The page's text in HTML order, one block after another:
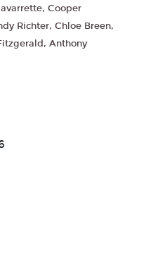
Cooper
Richter, Chloe Breen,
Anthony